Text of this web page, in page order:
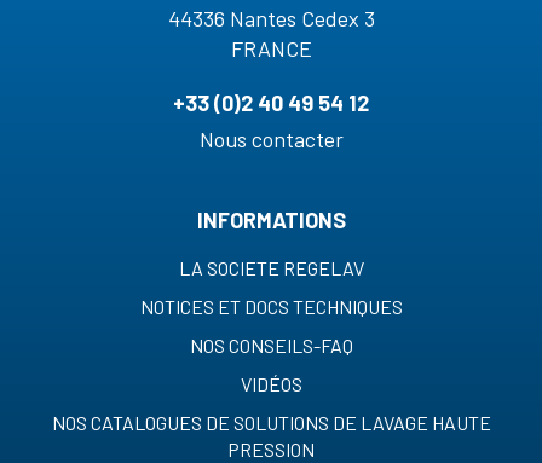
44336 Nantes Cedex 3
FRANCE
+33 (0)2 40 49 54 12
Nous contacter
INFORMATIONS
LA SOCIETE REGELAV
NOTICES ET DOCS TECHNIQUES
NOS CONSEILS-FAQ
VIDÉOS
NOS CATALOGUES DE SOLUTIONS DE LAVAGE HAUTE
PRESSION